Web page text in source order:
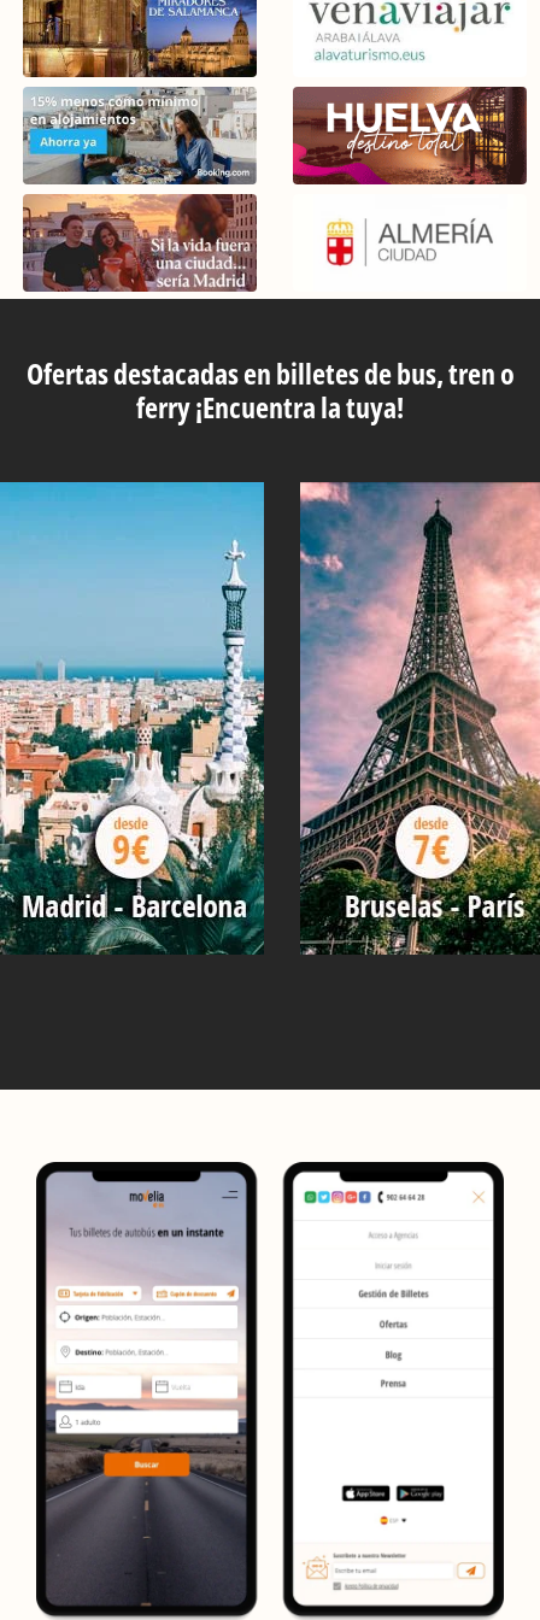
Ofertas destacadas en billetes de bus, tren o
ferry ¡Encuentra la tuya!